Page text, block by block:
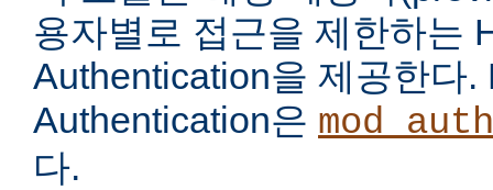
용자별로 접근을 제한하는
Authentication을 제공한다.
Authentication은
다.